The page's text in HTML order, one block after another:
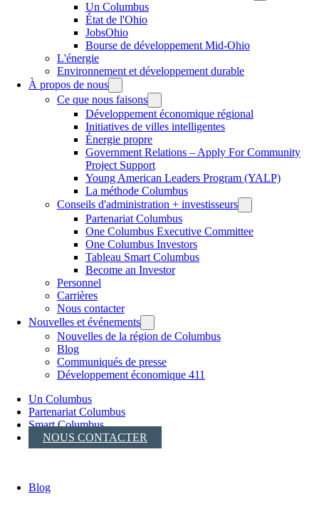
Un Columbus
État de l'Ohio
JobsOhio
Bourse de développement Mid-Ohio
L'énergie
Environnement et développement durable
À propos de nous
Ce que nous faisons
Développement économique régional
Initiatives de villes intelligentes
Énergie propre
Government Relations – Apply For Community
Project Support
Young American Leaders Program (YALP)
La méthode Columbus
Conseils d'administration + investisseurs
Partenariat Columbus
One Columbus Executive Committee
One Columbus Investors
Tableau Smart Columbus
Become an Investor
Personnel
Carrières
Nous contacter
Nouvelles et événements
Nouvelles de la région de Columbus
Blog
Communiqués de presse
Développement économique 411
Un Columbus
Partenariat Columbus
Smart Columbus
NOUS CONTACTER
Blog